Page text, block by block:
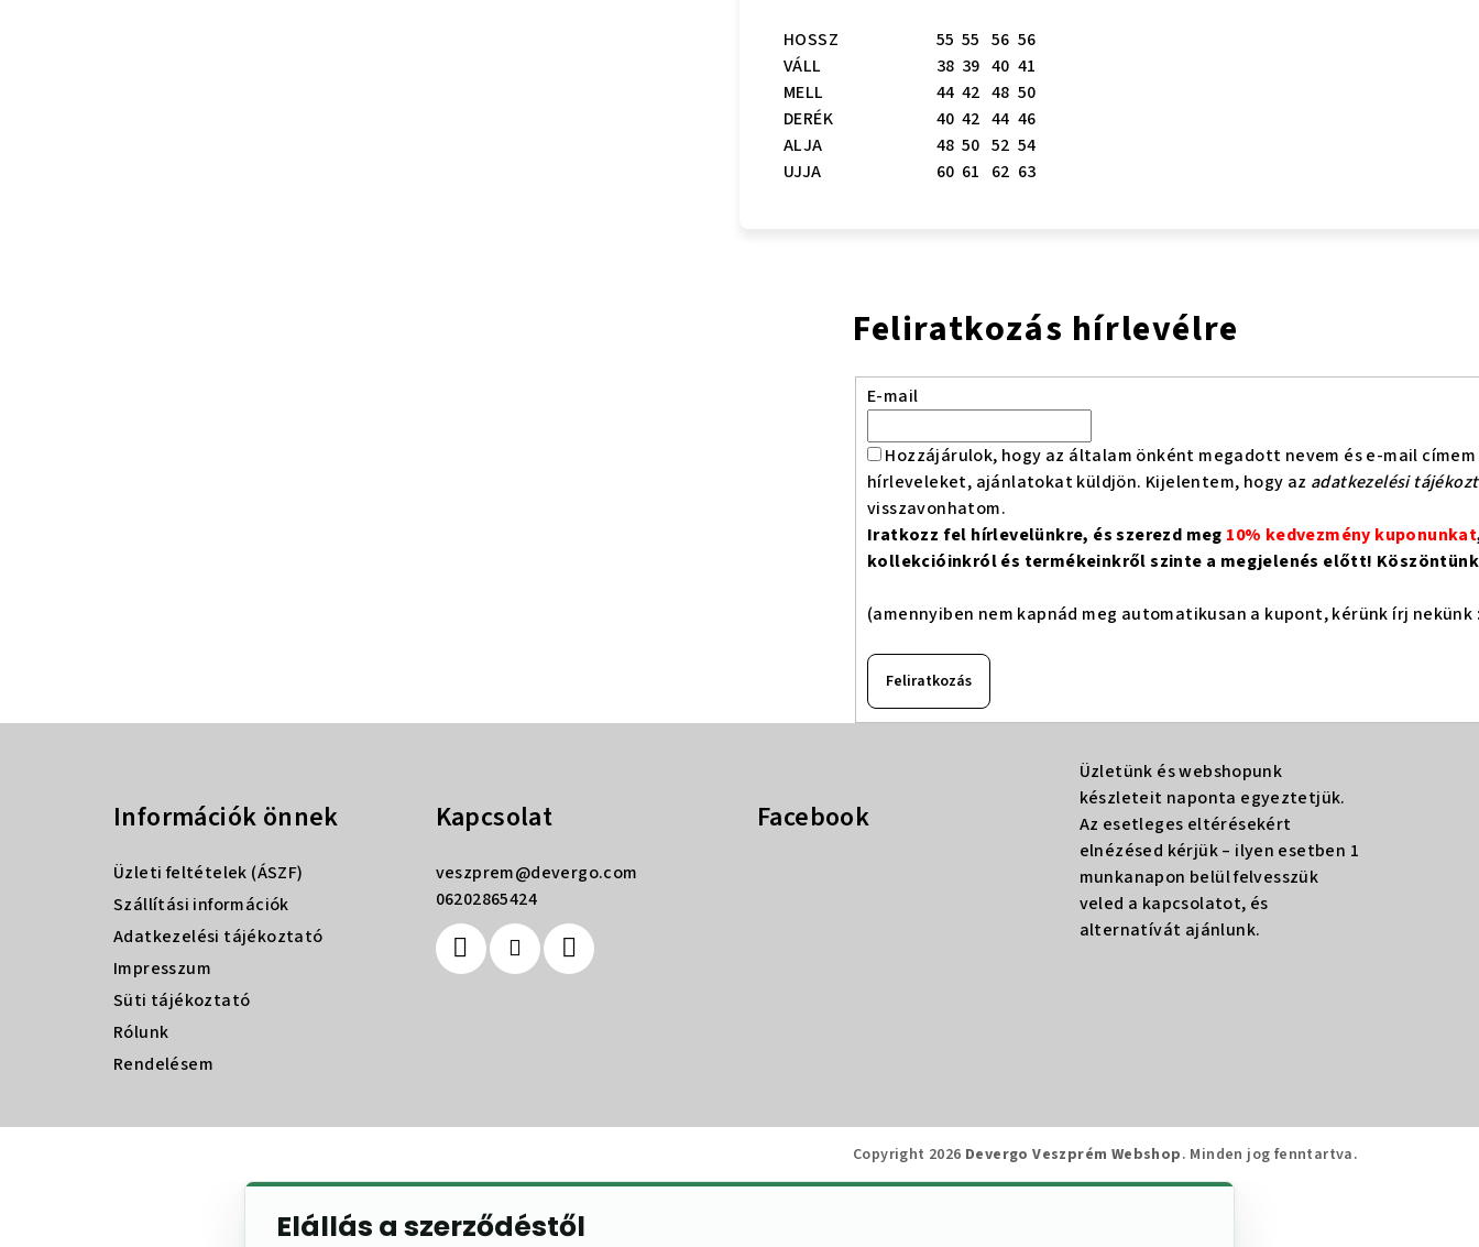
HOSSZ 55 55 56 56
VÁLL
38 39 40 41
MELL
44 42 48 50
DERÉK
40 42 44 46
ALJA
48 50 52 54
UJJA
60 61 62 63
Feliratkozás hírlevélre
E-mail
Hozzájárulok, hogy az általam önként megadott nevem és e-mail
hírleveleket, ajánlatokat küldjön. Kijelentem, hogy az adatkezelési
visszavonhatom.
Iratkozz fel hírlevelünkre, és szerezd meg 10% kedvezmény kuponunkat
kollekcióinkról és termékeinkről szinte a megjelenés előtt!
(amennyiben nem kapnád meg automatikusan a kupont, kérünk írj nekünk
Feliratkozás
Információk önnek
Üzleti feltételek (ÁSZF)
Szállítási információk
Adatkezelési tájékoztató
Impresszum
Süti tájékoztató
Rólunk
Rendelésem
Kapcsolat
veszprem@devergo.com
06202865424
Facebook
Üzletünk és webshopunk
készleteit naponta egyeztetjük.
Az esetleges eltérésekért
elnézésed kérjük – ilyen esetben 1
munkanapon belül felvesszük
veled a kapcsolatot, és
alternatívát ajánlunk.
Copyright 2026 Devergo Veszprém Webshop. Minden jog fenntartva.
Elállás a szerződéstől